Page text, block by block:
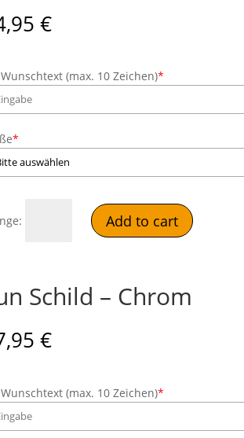
€
(max. 10 Zeichen)*
*
Add to cart
Schild – Chrom
€
(max. 10 Zeichen)*